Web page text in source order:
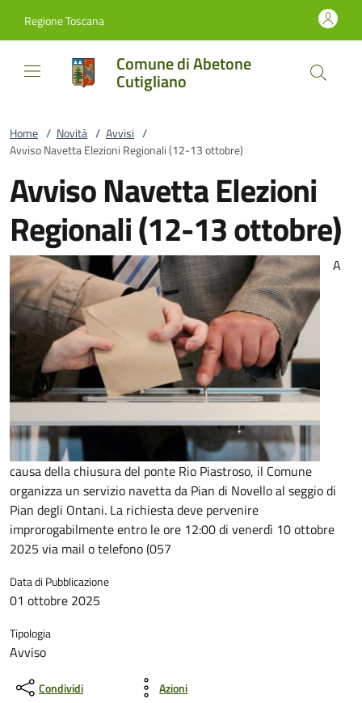
Regione Toscana
Comune di Abetone
Cutigliano
Home / Novità / Avvisi /
Avviso Navetta Elezioni Regionali (12-13 ottobre)
Avviso Navetta Elezioni
Regionali (12-13 ottobre)
A
causa della chiusura del ponte Rio Piastroso, il Comune
organizza un servizio navetta da Pian di Novello al seggio di
Pian degli Ontani. La richiesta deve pervenire
improrogabilmente entro le ore 12:00 di venerdì 10 ottobre
2025 via mail o telefono (057
Data di Pubblicazione
01 ottobre 2025
Tipologia
Avviso
Condividi Azioni